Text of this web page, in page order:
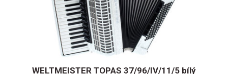
WELTMEISTER TOPAS 37/96/IV/11/5 bílý